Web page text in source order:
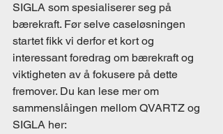
SIGLA som spesialiserer seg på
bærekraft. Før selve caseløsningen
startet fikk vi derfor et kort og
interessant foredrag om bærekraft og
viktigheten av å fokusere på dette
fremover. Du kan lese mer om
sammenslåingen mellom QVARTZ og
SIGLA her: